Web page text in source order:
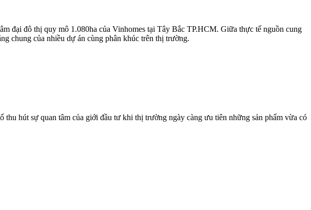
đại đô thị quy mô 1.080ha của Vinhomes tại Tây Bắc TP.HCM. Giữa thực tế nguồn cung
chung của nhiều dự án cùng phân khúc trên thị trường.
hút sự quan tâm của giới đầu tư khi thị trường ngày càng ưu tiên những sản phẩm vừa có